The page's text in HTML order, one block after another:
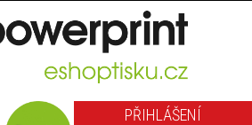
PŘIHLÁŠENÍ